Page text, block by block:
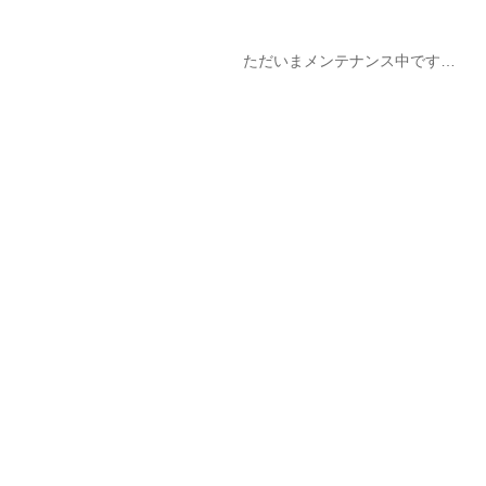
ただいまメンテナンス中です…